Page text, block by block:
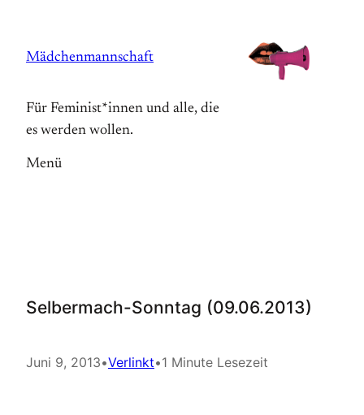
springen
Mädchenmannschaft
Für Feminist*innen und alle, die
es werden wollen.
Menü
Selbermach-Sonntag (09.06.2013)
Juni 9, 2013•Verlinkt•1 Minute Lesezeit